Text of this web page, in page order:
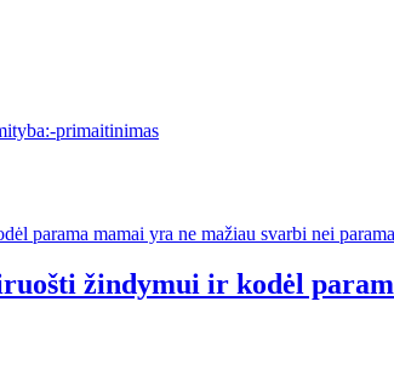
primaitinimas
žindymui ir kodėl